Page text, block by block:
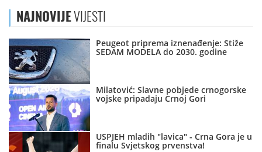
NAJNOVIJEVIJESTI
Peugeot priprema iznenađenje: Stiže
SEDAM MODELA do 2030. godine
Milatović: Slavne pobjede crnogorske
vojske pripadaju Crnoj Gori
USPJEH mladih "lavica" - Crna Gora je u
finalu Svjetskog prvenstva!